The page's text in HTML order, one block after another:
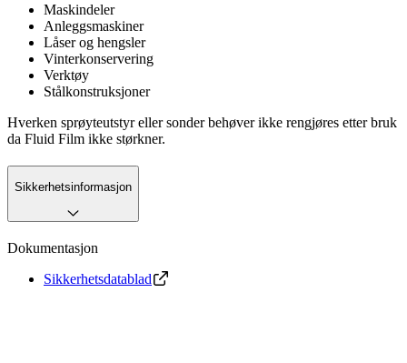
Maskindeler
Anleggsmaskiner
Låser og hengsler
Vinterkonservering
Verktøy
Stålkonstruksjoner
Hverken sprøyteutstyr eller sonder behøver ikke rengjøres etter bruk
da Fluid Film ikke størkner.
Sikkerhetsinformasjon
Dokumentasjon
Sikkerhetsdatablad